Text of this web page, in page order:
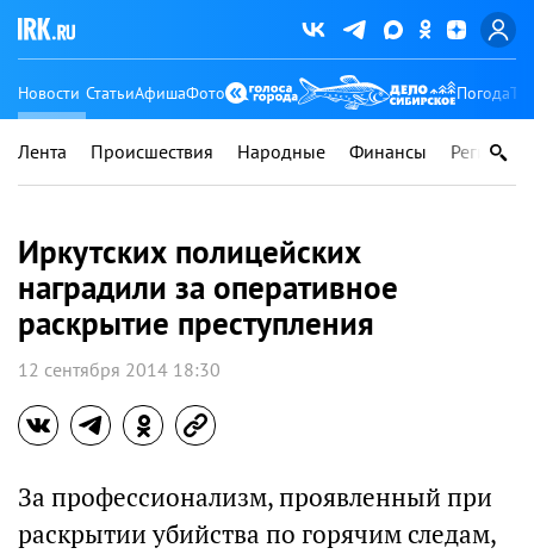
Новости СтатьиАфишаФото Погода
Лента Происшествия Народные Финансы Регионы
Иркутских полицейских
наградили за оперативное
раскрытие преступления
12 сентября 2014 18:30
За профессионализм, проявленный при
раскрытии убийства по горячим следам,